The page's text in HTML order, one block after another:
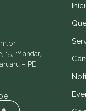
15, 1º andar,
– PE